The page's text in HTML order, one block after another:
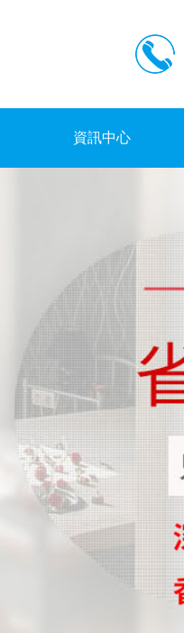
資訊中心